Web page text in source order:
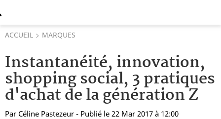
ACCUEIL MARQUES
Instantanéité, innovation,
shopping social, 3 pratiques
d'achat de la génération Z
Par Céline Pastezeur - Publié le 22 Mar 2017 à 12:00